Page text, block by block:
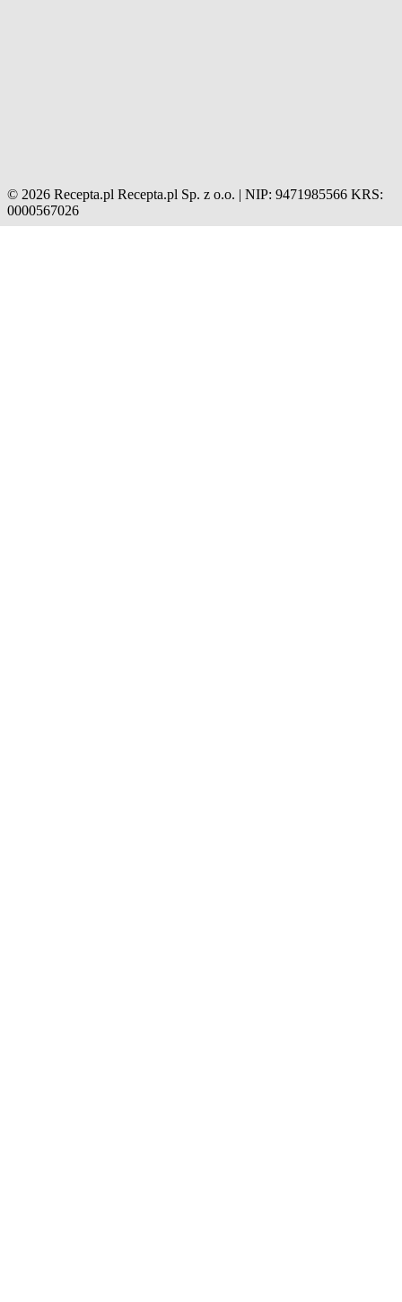
© 2026 Recepta.pl Recepta.pl Sp. z o.o. | NIP: 9471985566 KRS:
0000567026